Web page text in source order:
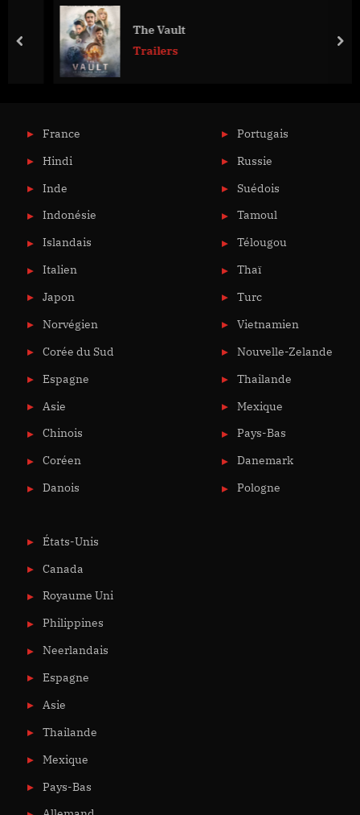
The Vault
Trailers
prev
France
Hindi
Inde
Indonésie
Islandais
Italien
Japon
Norvégien
Corée du Sud
Espagne
Asie
Chinois
Coréen
Danois
Portugais
Russie
Suédois
Tamoul
Télougou
Thaï
Turc
Vietnamien
Nouvelle-Zelande
Thailande
Mexique
Pays-Bas
Danemark
Pologne
États-Unis
Canada
Royaume Uni
Philippines
Neerlandais
Espagne
Asie
Thailande
Mexique
Pays-Bas